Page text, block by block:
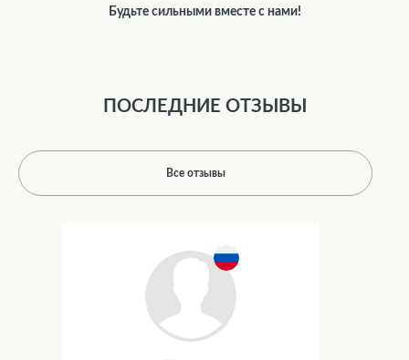
Будьте сильными вместе с нами!
ПОСЛЕДНИЕ ОТЗЫВЫ
Все отзывы